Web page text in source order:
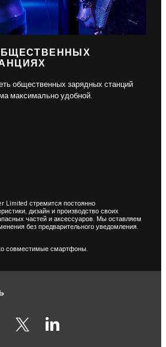
общественных зарядных станций
максимально удобной.
Limited стремится постоянно
дизайн и производство своих
частей и аксессуаров. Мы оставляем
без предварительного уведомления.
совместимые смартфоны.